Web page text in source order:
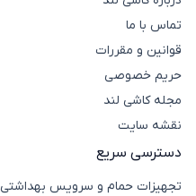
تماس با ما
قوانین و مقررات
حریم خصوصی
مجله کاشی لند
نقشه سایت
دسترسی سریع
تجهیزات حمام و سرویس بهداشتی